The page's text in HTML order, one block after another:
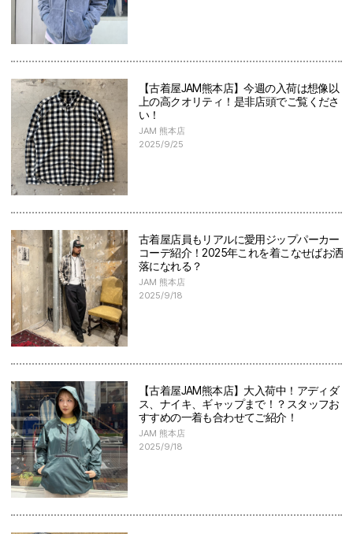
【古着屋JAM熊本店】今週の入荷は想像以
上の高クオリティ！是非店頭でご覧くださ
い！
JAM 熊本店
2025/9/25
古着屋店員もリアルに愛用ジップパーカー
コーデ紹介！2025年これを着こなせばお洒
落になれる？
JAM 熊本店
2025/9/18
【古着屋JAM熊本店】大入荷中！アディダ
ス、ナイキ、ギャップまで！？スタッフお
すすめの一着も合わせてご紹介！
JAM 熊本店
2025/9/18